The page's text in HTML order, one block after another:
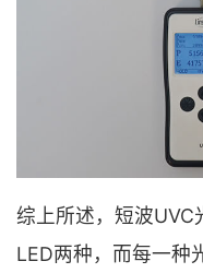
综上所述，短波UVC
LED两种，而每一种